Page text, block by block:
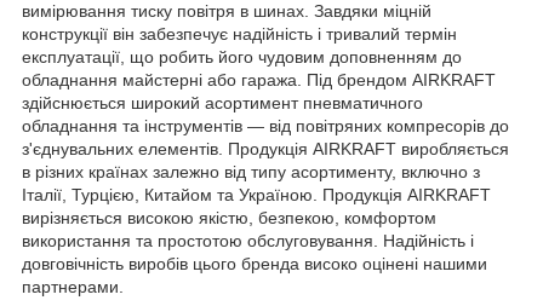
вимірювання тиску повітря в шинах. Завдяки міцній
конструкції він забезпечує надійність і тривалий термін
експлуатації, що робить його чудовим доповненням до
обладнання майстерні або гаража. Під брендом AIRKRAFT
здійснюється широкий асортимент пневматичного
обладнання та інструментів — від повітряних компресорів до
з'єднувальних елементів. Продукція AIRKRAFT виробляється
в різних країнах залежно від типу асортименту, включно з
Італії, Турцією, Китайом та Україною. Продукція AIRKRAFT
вирізняється високою якістю, безпекою, комфортом
використання та простотою обслуговування. Надійність і
довговічність виробів цього бренда високо оцінені нашими
партнерами.